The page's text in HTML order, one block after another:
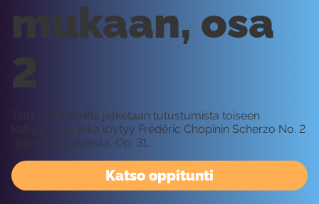
Katso oppitunti
mukaan, osa
2
Tällä oppitunnilla jatketaan tutustumista toiseen
katkelmaan, joka löytyy Frédéric Chopinin Scherzo No. 2
-pianokappaleesta, Op. 31.